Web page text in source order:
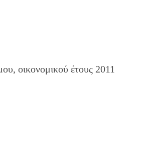
οικονομικού έτους 2011